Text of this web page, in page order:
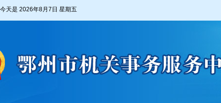
今天是 2026年8月7日 星期五